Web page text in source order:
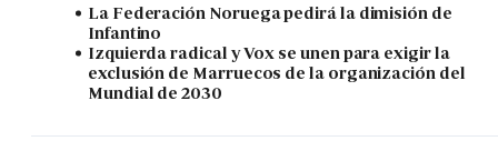
La Federación Noruega pedirá la dimisión de
Infantino
Izquierda radical y Vox se unen para exigir la
exclusión de Marruecos de la organización del
Mundial de 2030